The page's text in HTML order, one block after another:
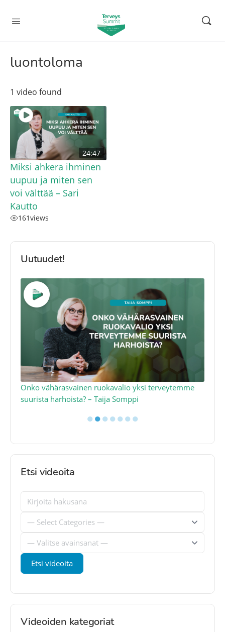
luontoloma
1 video found
24:47
Miksi ahkera ihminen
uupuu ja miten sen
voi välttää – Sari
Kautto
161views
Uutuudet!
Onko vähärasvainen ruokavalio yksi terveytemme
suurista harhoista? – Taija Somppi
●●●●●●●
Etsi videoita
Videoiden kategoriat